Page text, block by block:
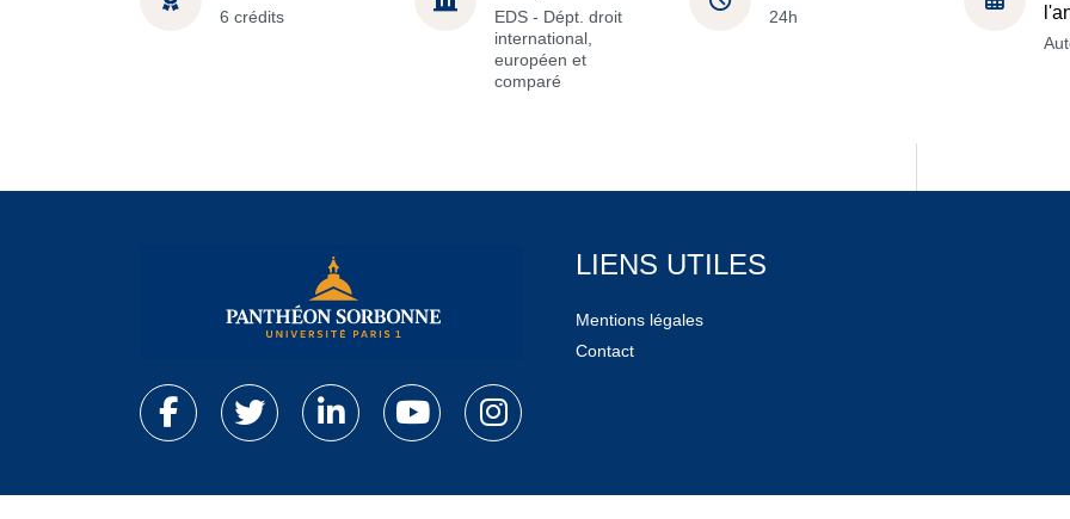
6 crédits
EDS - Dépt. droit
international,
européen et
comparé
24h
LIENS UTILES
Mentions légales
Contact